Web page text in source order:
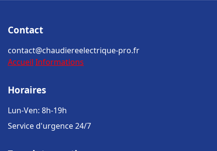
Contact
contact@chaudiereelectrique-pro.fr
Accueil Informations
Horaires
Lun-Ven: 8h-19h
Service d'urgence 24/7